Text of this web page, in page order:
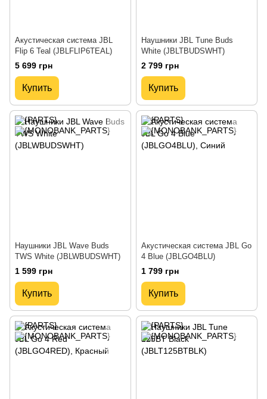
Акустическая система JBL
Flip 6 Teal (JBLFLIP6TEAL)
5 699 грн
Купить
Наушники JBL Tune Buds
White (JBLTBUDSWHT)
2 799 грн
Купить
Наушники JBL Wave Buds
TWS White (JBLWBUDSWHT)
1 599 грн
Купить
Акустическая система JBL Go
4 Blue (JBLGO4BLU)
1 799 грн
Купить